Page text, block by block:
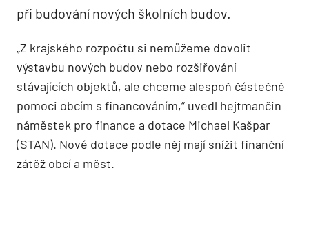
při budování nových školních budov.
„Z krajského rozpočtu si nemůžeme dovolit
výstavbu nových budov nebo rozšiřování
stávajících objektů, ale chceme alespoň částečně
pomoci obcím s financováním,“ uvedl hejtmančin
náměstek pro finance a dotace Michael Kašpar
(STAN). Nové dotace podle něj mají snížit finanční
zátěž obcí a měst.